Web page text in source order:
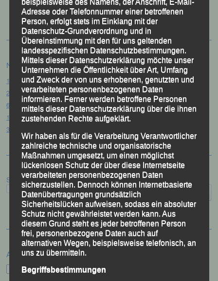
Festzschrift
Neueste Beiträge
15. Pörndorfer Sommernachtslauf – Pörndorf, 01.08.2026
20. Goldener Steig-Lauf – Stozec/Tusset, 01.08.2026
61. Bergsportfest – Ortenburg, 26.07.2026
12. Loser Berglauf – Altaussee/Österreich, 25.07.2026
32. Sommerbiathlon – Passau, 18.07.2026
Suchen
Archiv
Archiv
Adresse oder Telefonnummer einer betroffenen
Person, erfolgt stets im Einklang mit der
Datenschutz-Grundverordnung und in
Übereinstimmung mit den für uns geltenden
landesspezifischen Datenschutzbestimmungen.
Mittels dieser Datenschutzerklärung möchte unser
Unternehmen die Öffentlichkeit über Art, Umfang
und Zweck der von uns erhobenen, genutzten und
verarbeiteten personenbezogenen Daten
informieren. Ferner werden betroffene Personen
mittels dieser Datenschutzerklärung über die ihnen
zustehenden Rechte aufgeklärt.
Wir haben als für die Verarbeitung Verantwortlicher
zahlreiche technische und organisatorische
Maßnahmen umgesetzt, um einen möglichst
lückenlosen Schutz der über diese Internetseite
verarbeiteten personenbezogenen Daten
sicherzustellen. Dennoch können Internetbasierte
Datenübertragungen grundsätzlich
Sicherheitslücken aufweisen, sodass ein absoluter
Schutz nicht gewährleistet werden kann. Aus
diesem Grund steht es jeder betroffenen Person
frei, personenbezogene Daten auch auf
alternativen Wegen, beispielsweise telefonisch, an
uns zu übermitteln.
Begriffsbestimmungen